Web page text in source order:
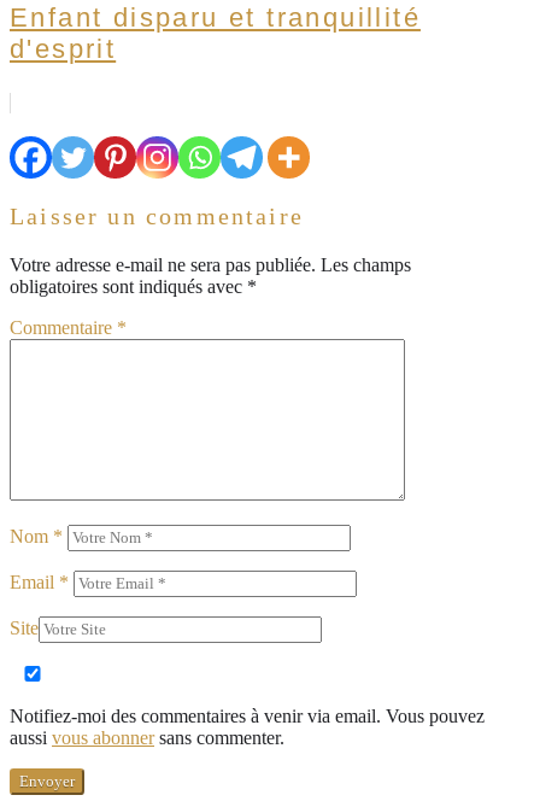
Enfant disparu et tranquillité
d'esprit
Laisser un commentaire
Votre adresse e-mail ne sera pas publiée. Les champs
obligatoires sont indiqués avec *
Commentaire *
Nom *
Email *
Site
Notifiez-moi des commentaires à venir via email. Vous pouvez
aussi vous abonnersans commenter.